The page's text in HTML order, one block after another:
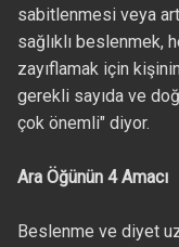
sabitlenmesi veya
sağlıklı beslenmek,
zayıflamak için
gerekli sayıda ve
çok önemli" diyor.
Ara Öğünün 4 Amacı
Beslenme ve diyet